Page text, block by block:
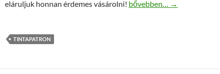
eláruljuk honnan érdemes vásárolni! Vásároljon tintapatront
bővebben… →
TINTAPATRON